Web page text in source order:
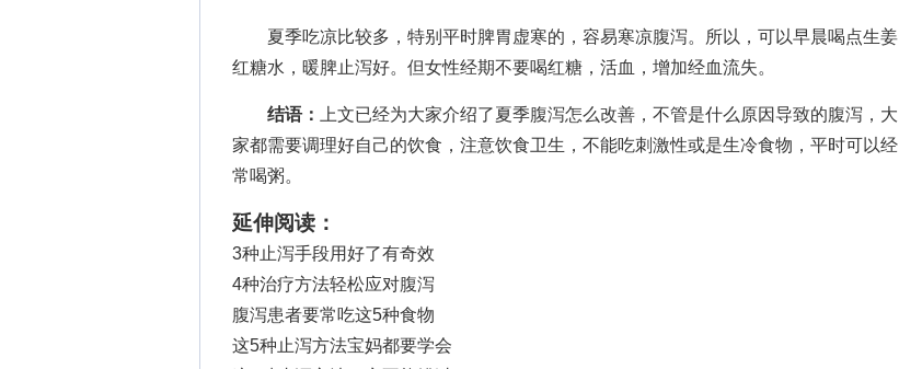
夏季吃凉比较多，特别平时脾胃虚寒的，容易寒凉腹泻。所以，可以早晨喝点生姜
红糖水，暖脾止泻好。但女性经期不要喝红糖，活血，增加经血流失。
结语：
上文已经为大家介绍了夏季腹泻怎么改善，不管是什么原因导致的腹泻，大
家都需要调理好自己的饮食，注意饮食卫生，不能吃刺激性或是生冷食物，平时可以经
常喝粥。
延伸阅读：
3种止泻手段用好了有奇效
4种治疗方法轻松应对腹泻
腹泻患者要常吃这5种食物
这5种止泻方法宝妈都要学会